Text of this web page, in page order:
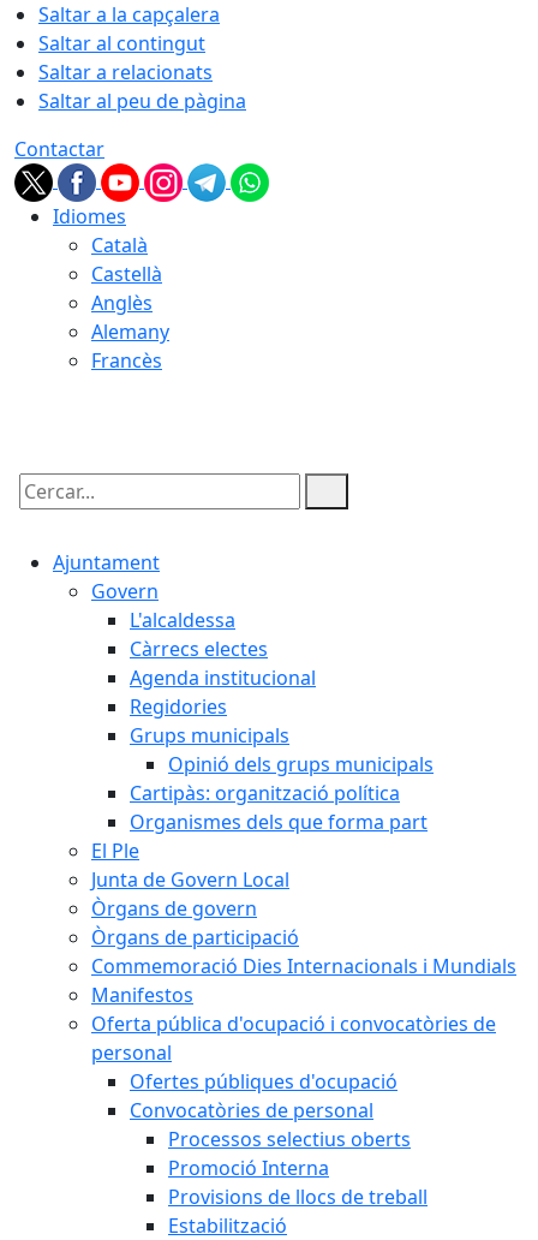
Saltar a la capçalera
Saltar al contingut
Saltar a relacionats
Saltar al peu de pàgina
Contactar
Idiomes
Català
Castellà
Anglès
Alemany
Francès
Cercar:
Ajuntament
Govern
L'alcaldessa
Càrrecs electes
Agenda institucional
Regidories
Grups municipals
Opinió dels grups municipals
Cartipàs: organització política
Organismes dels que forma part
El Ple
Junta de Govern Local
Òrgans de govern
Òrgans de participació
Commemoració Dies Internacionals i Mundials
Manifestos
Oferta pública d'ocupació i convocatòries de
personal
Ofertes públiques d'ocupació
Convocatòries de personal
Processos selectius oberts
Promoció Interna
Provisions de llocs de treball
Estabilització